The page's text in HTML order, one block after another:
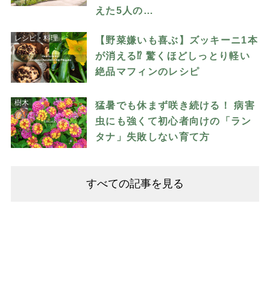
えた5人の…
レシピ・料理
【野菜嫌いも喜ぶ】ズッキーニ1本
が消える⁉︎ 驚くほどしっとり軽い
絶品マフィンのレシピ
樹木
猛暑でも休まず咲き続ける！ 病害
虫にも強くて初心者向けの「ラン
タナ」失敗しない育て方
すべての記事を見る